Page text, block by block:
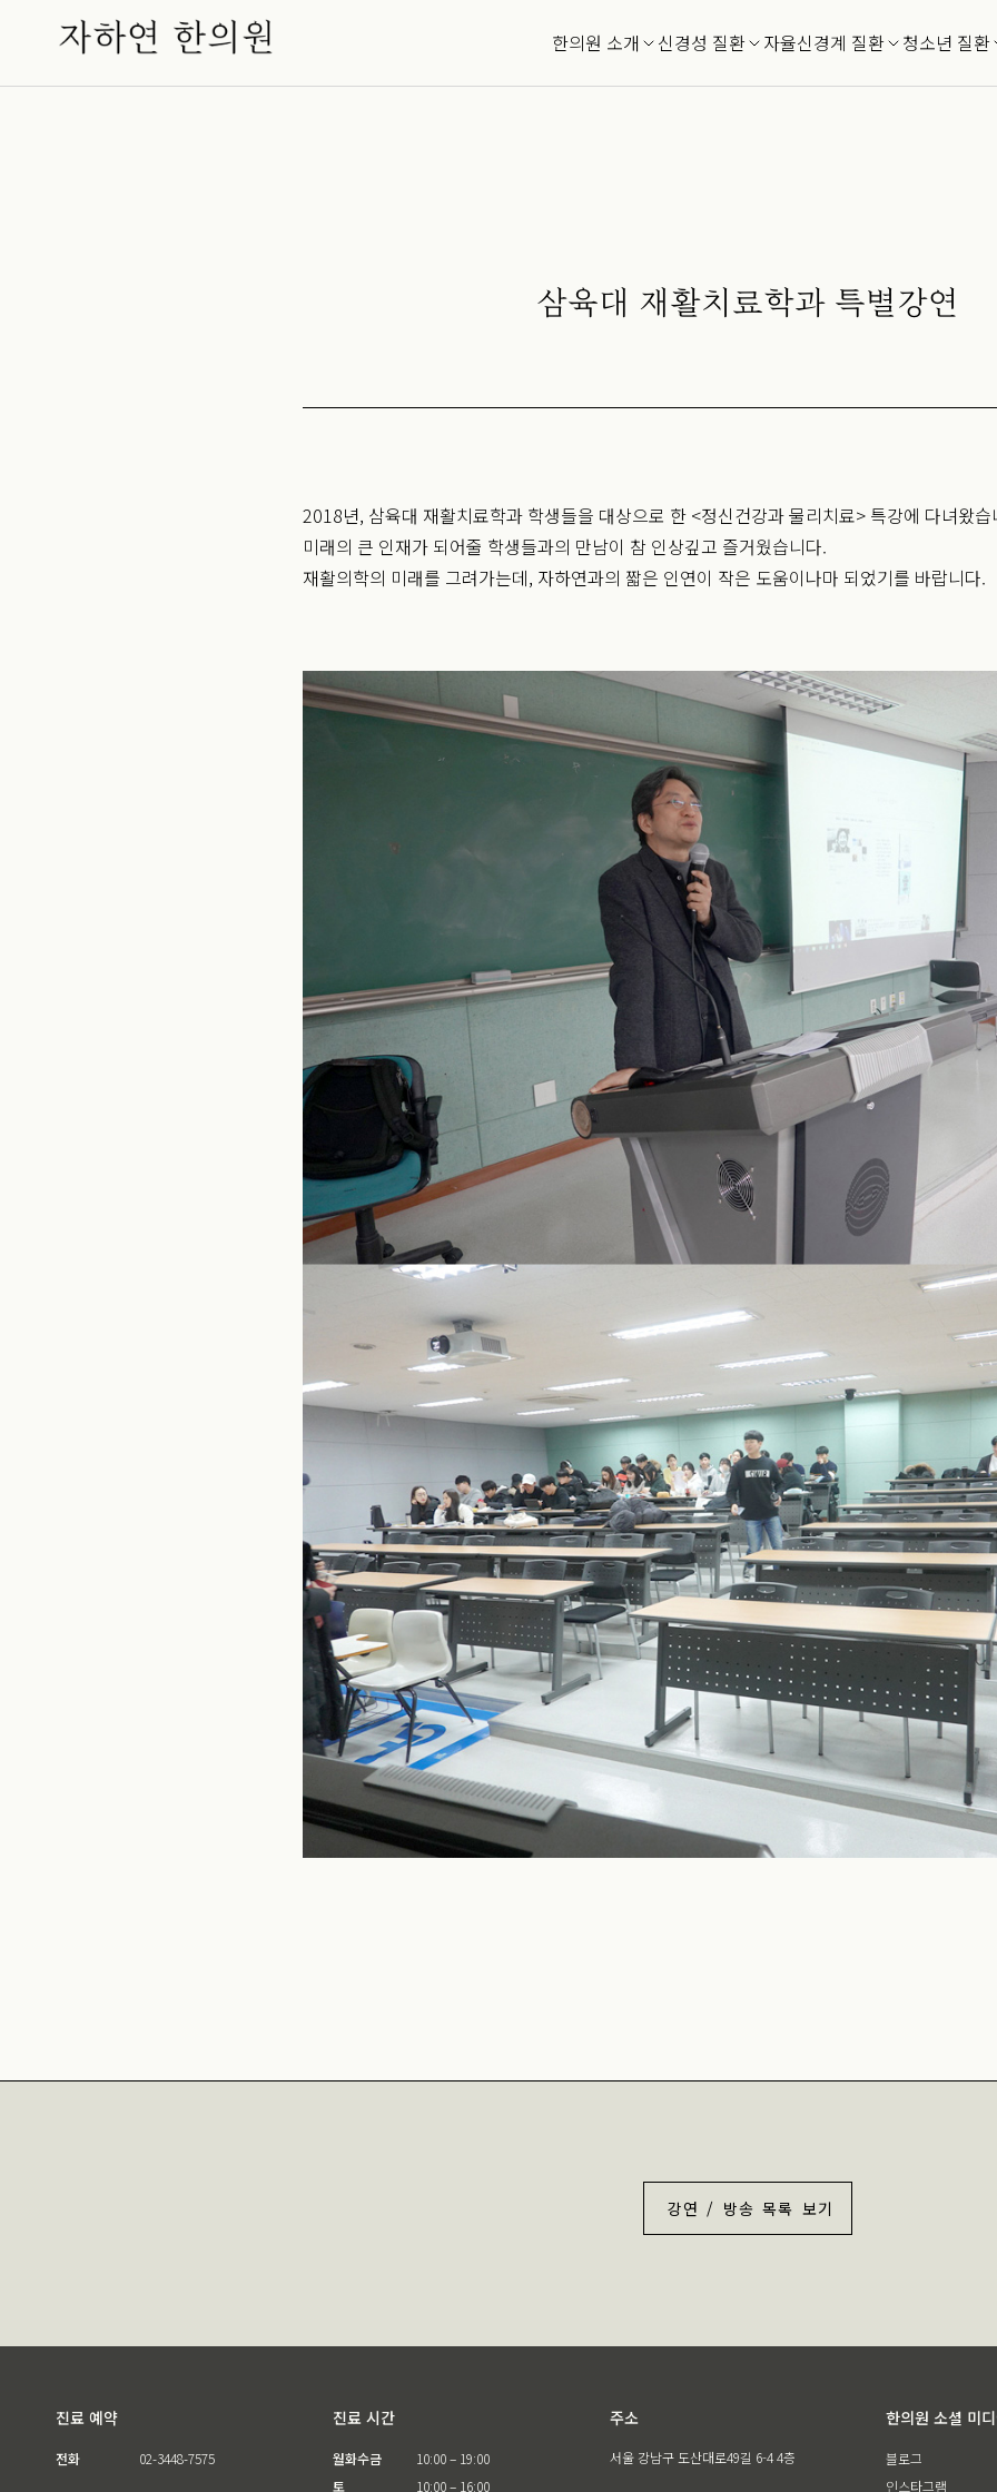
한의원 소개 신경성 질환 자율신경계 질환 청소년 질환
삼육대 재활치료학과 특별강연
2018년, 삼육대 재활치료학과 학생들을 대상으로 한 <정신건강과 물리치료> 특강에 다녀왔습
미래의 큰 인재가 되어줄 학생들과의 만남이 참 인상깊고 즐거웠습니다.
재활의학의 미래를 그려가는데, 자하연과의 짧은 인연이 작은 도움이나마 되었기를 바랍니다.
강연 / 방송 목록 보기
진료 예약
전화 02-3448-7575
진료 시간
월화수금
토
10:00 – 19:00
10:00 – 16:00
주소
서울 강남구 도산대로49길 6-4 4층
한의원 소셜 미
블로그
인스타그램